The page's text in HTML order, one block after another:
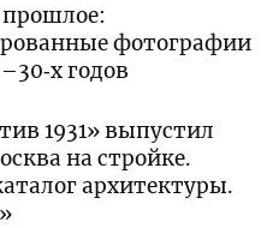
фотографии
годов
1931» выпустил
на стройке.
архитектуры.